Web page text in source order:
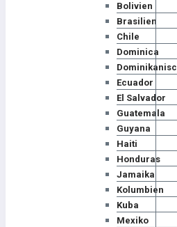
Bolivien
Brasilien
Chile
Dominica
Ecuador
El Salvador
Guatemala
Guyana
Haiti
Honduras
Jamaika
Kolumbien
Kuba
Mexiko